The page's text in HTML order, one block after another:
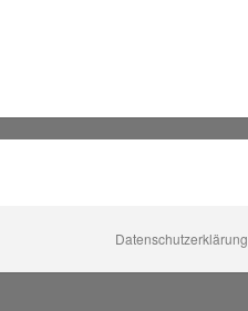
Datenschutzerklärung